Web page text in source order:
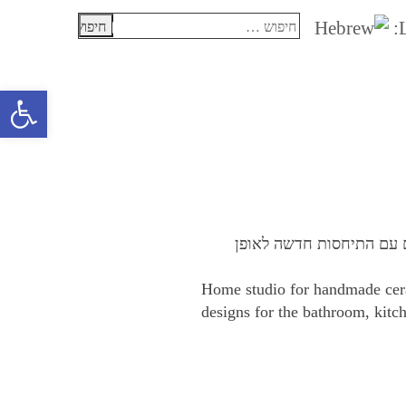
חיפוש:
עם התיחסות חדשה לאופן
.Home studio for handmade
designs for the bathroom,
פתח